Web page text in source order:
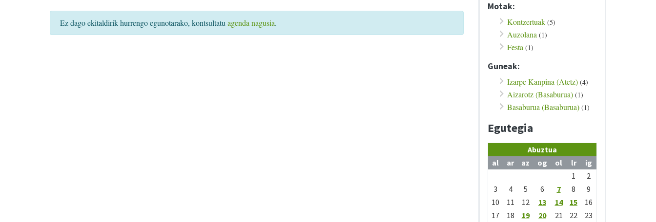
Ez dago ekitaldirik hurrengo egunotarako, kontsultatu agenda nagusia.
Motak:
Kontzertuak (5)
Auzolana (1)
Festa (1)
Guneak:
Izarpe Kanpina (Atetz) (4)
Aizarotz (Basaburua) (1)
Basaburua (Basaburua) (1)
Egutegia
Abuztua
al
ar az og ol lr
ig
1
2
3
4 5 6 7 8
9
10
11 12 13 14 15
16
17
18 19 20 21 22
23